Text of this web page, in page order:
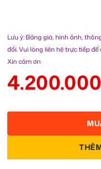
Lưu ý: Bảng giá, hình ảnh,
đổi. Vui lòng liên hệ trực tiếp
Xin cảm ơn
4.200.000